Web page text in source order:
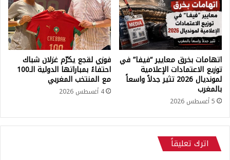
ل
ى
ج
ا
ئ
ز
ة
ا
ل
ح
ا
ا
ة
ن
س
ب
ا
ش
اتهامات بخرق معايير “فيفا” في
توزيع الاعتمادات الإعلامية
لمونديال 2026 تثير جدلاً واسعاً
بالمغرب
5 أغسطس 2026
فوزي لقجع يكرّم غزلان شباك
احتفاءً بمباراتها الدولية الـ100
مع المنتخب المغربي
4 أغسطس 2026
اترك تعليقاً